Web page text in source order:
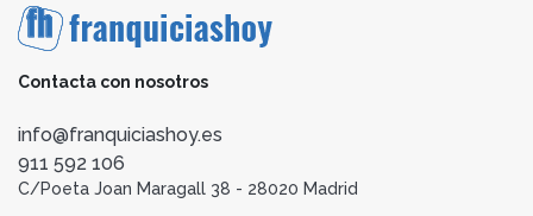
Contacta con nosotros
info@franquiciashoy.es
911 592 106
C/Poeta Joan Maragall 38 - 28020 Madrid